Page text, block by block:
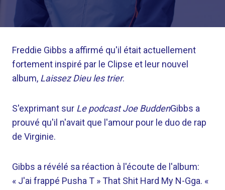
Freddie Gibbs a affirmé qu'il était actuellement
fortement inspiré par le Clipse et leur nouvel
album, Laissez Dieu les trier.
S'exprimant sur Le podcast Joe BuddenGibbs a
prouvé qu'il n'avait que l'amour pour le duo de rap
de Virginie.
Gibbs a révélé sa réaction à l'écoute de l'album:
« J'ai frappé Pusha T » That Shit Hard My N-Gga. «